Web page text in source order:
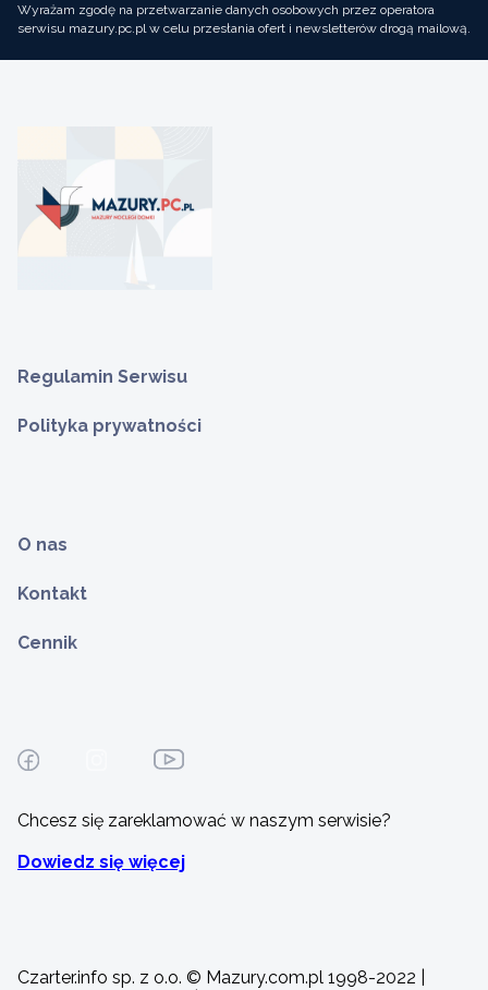
Wyrażam zgodę na przetwarzanie danych osobowych przez operatora
serwisu mazury.pc.pl w celu przesłania ofert i newsletterów drogą mailową.
Regulamin Serwisu
Polityka prywatności
O nas
Kontakt
Cennik
Chcesz się zareklamować w naszym serwisie?
Dowiedz się więcej
Czarter.info sp. z o.o. © Mazury.com.pl 1998-2022 |